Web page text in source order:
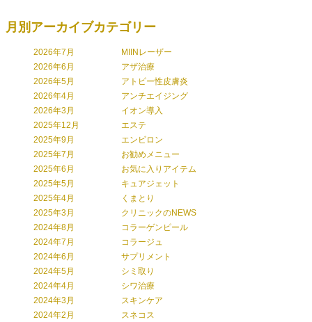
月別アーカイブ
2026年7月
2026年6月
2026年5月
2026年4月
2026年3月
2025年12月
2025年9月
2025年7月
2025年6月
2025年5月
2025年4月
2025年3月
2024年8月
2024年7月
2024年6月
2024年5月
2024年4月
2024年3月
2024年2月
カテゴリー
MIINレーザー
アザ治療
アトピー性皮膚炎
アンチエイジング
イオン導入
エステ
エンビロン
お勧めメニュー
お気に入りアイテム
キュアジェット
くまとり
クリニックのNEWS
コラーゲンピール
コラージュ
サプリメント
シミ取り
シワ治療
スキンケア
スネコス